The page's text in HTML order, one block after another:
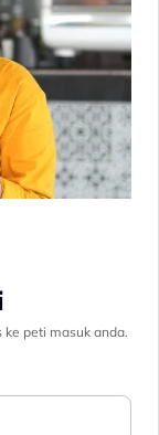
peti masuk anda.